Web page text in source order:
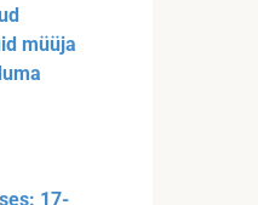
müüja
17-